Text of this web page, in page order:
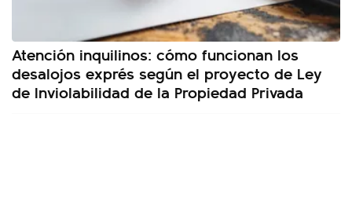
Atención inquilinos: cómo funcionan los
desalojos exprés según el proyecto de Ley
de Inviolabilidad de la Propiedad Privada